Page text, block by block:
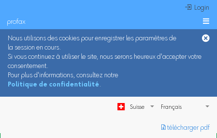
 Login
profax 
Nous utilisons des cookies pour enregistrer les paramètres de
la session en cours.
Si vous continuez à utiliser le site, nous serons heureux d'accepter votre
consentement.
Pour plus d'informations, consultez notre
Politique de confidentialité.
Suisse
︎ télécharger pdf